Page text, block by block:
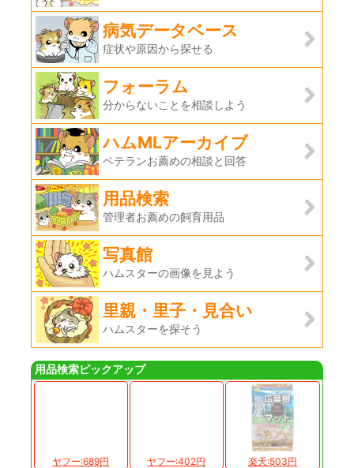
病気データベース
症状や原因から探せる
フォーラム
分からないことを相談しよう
ハムMLアーカイブ
ベテランお薦めの相談と回答
用品検索
管理者お薦めの飼育用品
写真館
ハムスターの画像を見よう
里親・里子・見合い
ハムスターを探そう
用品検索ピックアップ
ヤフー:689円
ヤフー:402円
楽天:503円